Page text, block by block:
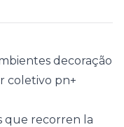
que recorren la